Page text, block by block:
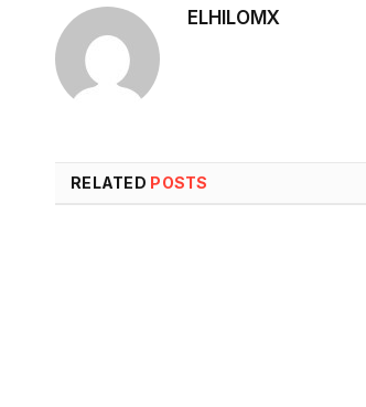
ELHILOMX
RELATED POSTS